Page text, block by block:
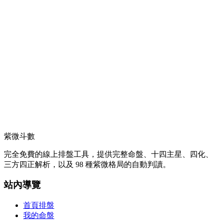
紫微斗數
完全免費的線上排盤工具，提供完整命盤、十四主星、四化、
三方四正解析，以及 98 種紫微格局的自動判讀。
站內導覽
首頁排盤
我的命盤